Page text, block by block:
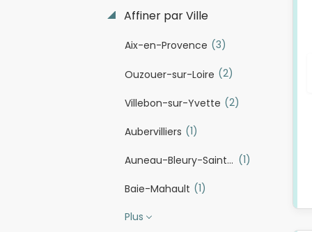
Affiner par Ville
Aix-en-Provence (3)
Ouzouer-sur-Loire (2)
Villebon-sur-Yvette (2)
Aubervilliers (1)
Auneau-Bleury-Saint-Symphorien (1)
Baie-Mahault (1)
Plus